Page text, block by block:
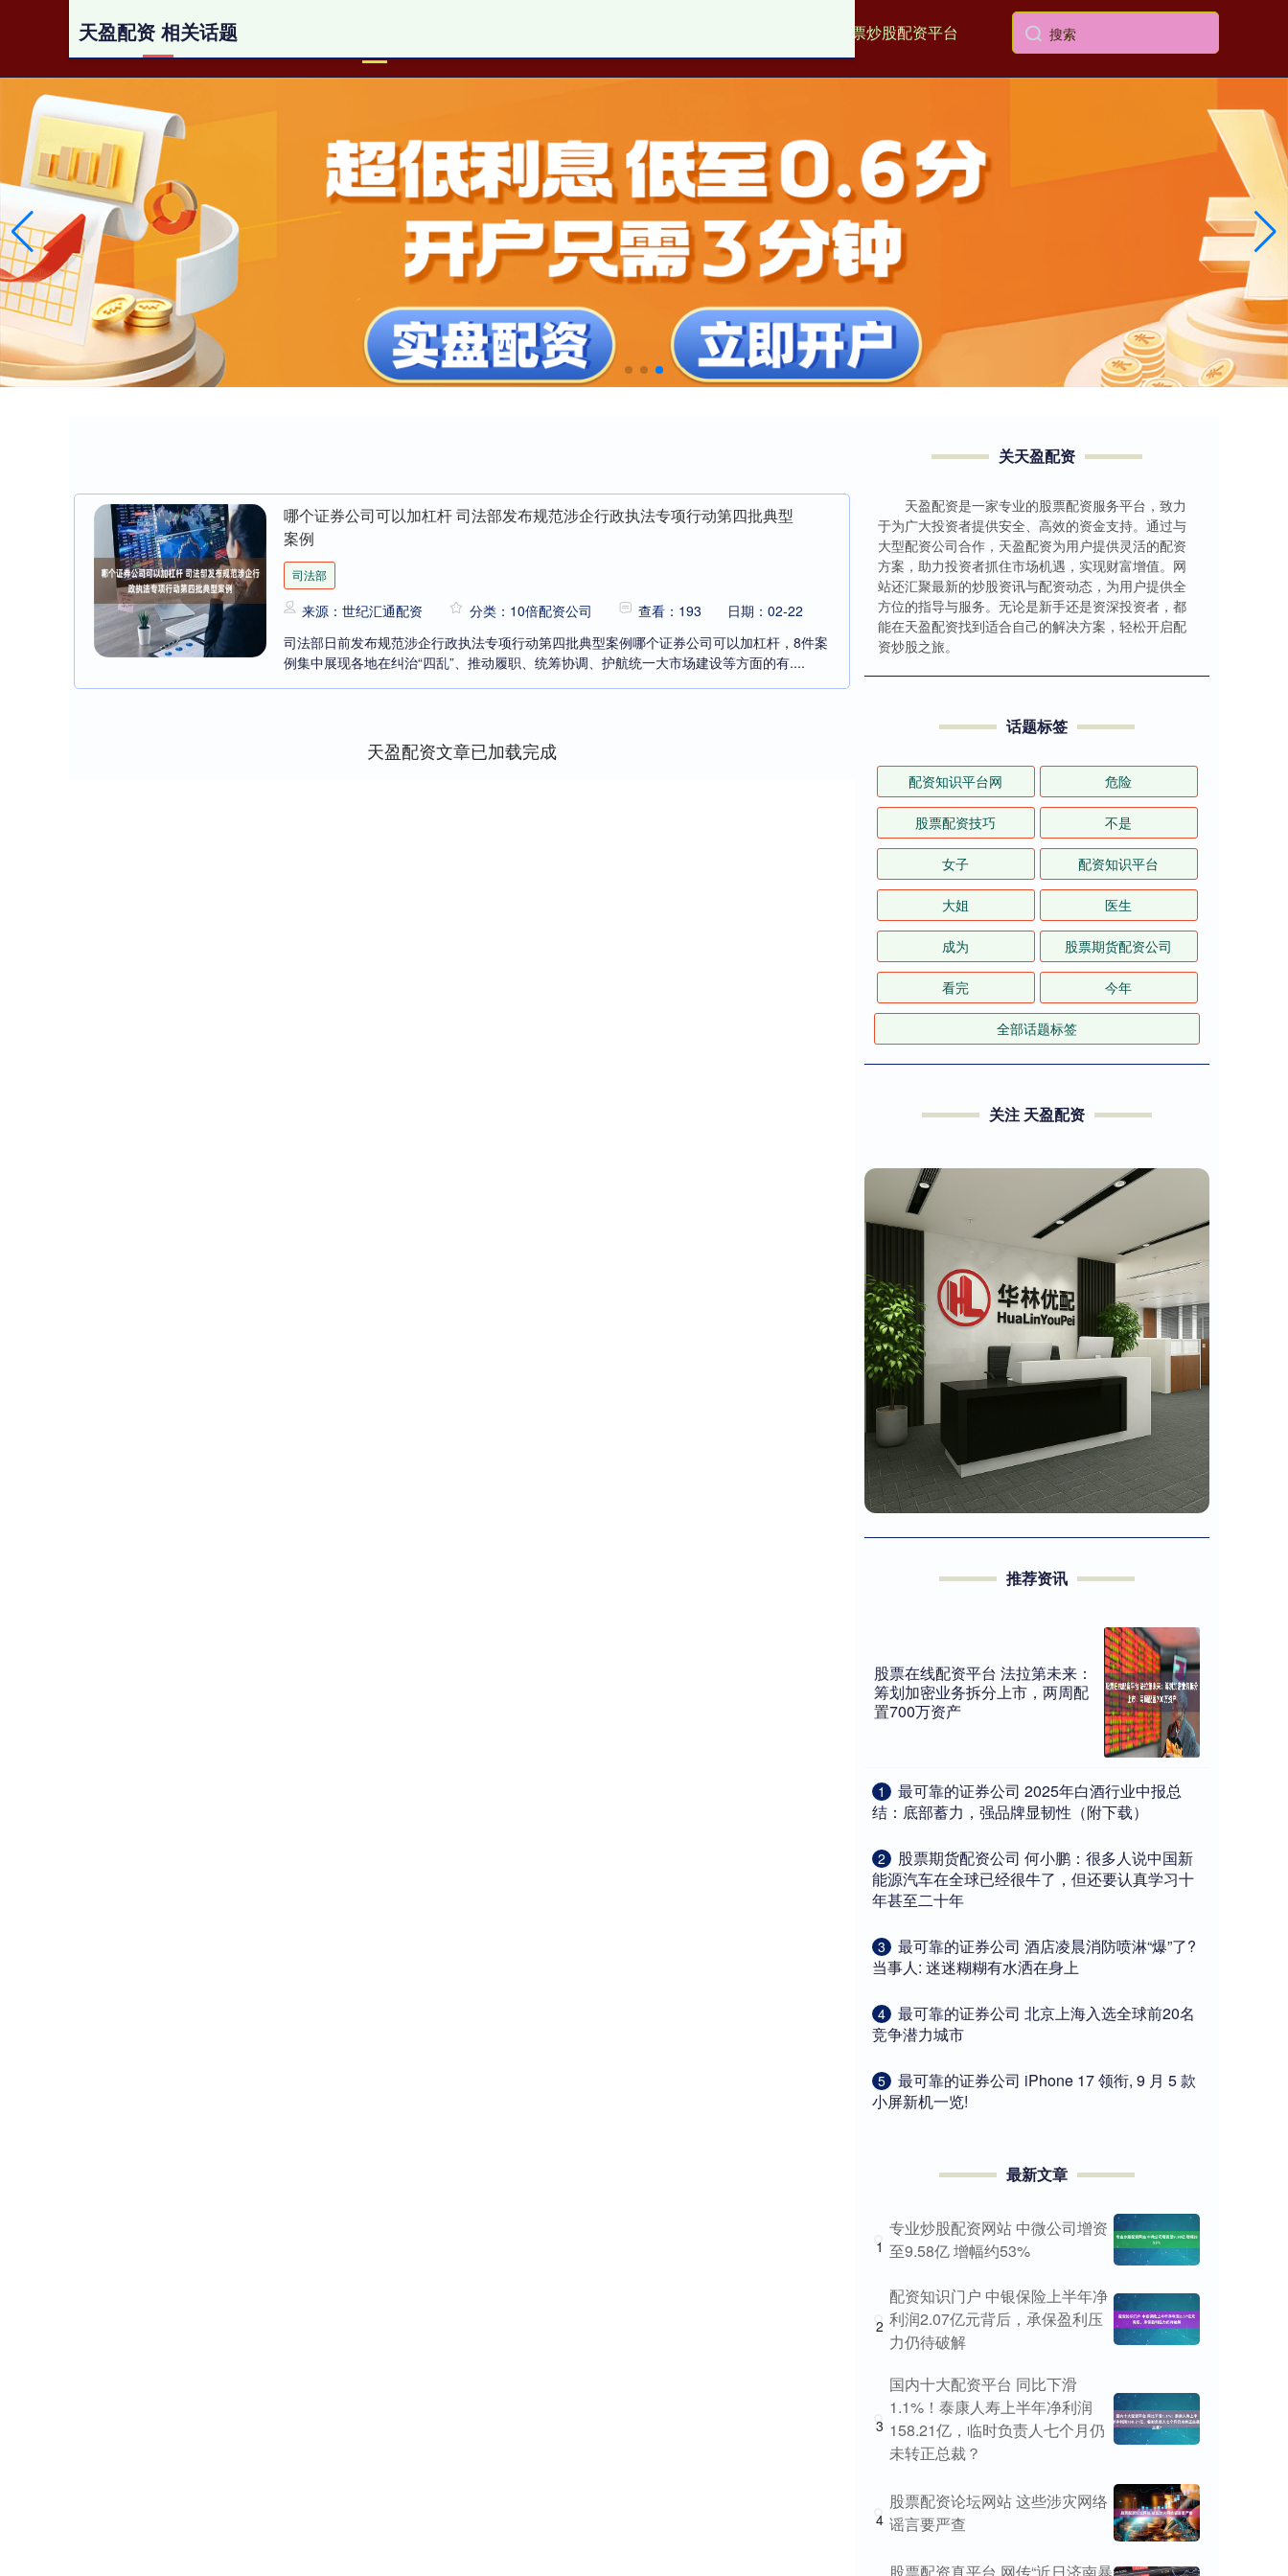
股票炒股配资平台
天盈配资 相关话题
哪个证券公司可以加杠杆 司法部发布规范涉企行政执法专项行动第四批典型
案例
司法部
来源：世纪汇通配资 分类：10倍配资公司 查看：193
日期：02-22
司法部日前发布规范涉企行政执法专项行动第四批典型案例哪个证券公司可以加杠杆，8件案
例集中展现各地在纠治“四乱”、推动履职、统筹协调、护航统一大市场建设等方面的有....
天盈配资文章已加载完成
关天盈配资
天盈配资是一家专业的股票配资服务平台，致力
于为广大投资者提供安全、高效的资金支持。通过与
大型配资公司合作，天盈配资为用户提供灵活的配资
方案，助力投资者抓住市场机遇，实现财富增值。网
站还汇聚最新的炒股资讯与配资动态，为用户提供全
方位的指导与服务。无论是新手还是资深投资者，都
能在天盈配资找到适合自己的解决方案，轻松开启配
资炒股之旅。
话题标签
配资知识平台网 危险
股票配资技巧 不是
女子 配资知识平台
大姐 医生
成为 股票期货配资公司
看完 今年
全部话题标签
关注 天盈配资
推荐资讯
股票在线配资平台 法拉第未来：
筹划加密业务拆分上市，两周配
置700万资产
1
​最可靠的证券公司 2025年白酒行业中报总
结：底部蓄力，强品牌显韧性（附下载）
2
​股票期货配资公司 何小鹏：很多人说中国新
能源汽车在全球已经很牛了，但还要认真学习十
年甚至二十年
3
​最可靠的证券公司 酒店凌晨消防喷淋“爆”了?
当事人: 迷迷糊糊有水洒在身上
4
​最可靠的证券公司 北京上海入选全球前20名
竞争潜力城市
5
​最可靠的证券公司 iPhone 17 领衔, 9 月 5 款
小屏新机一览!
最新文章
1
专业炒股配资网站 中微公司增资
至9.58亿 增幅约53%
2
配资知识门户 中银保险上半年净
利润2.07亿元背后，承保盈利压
力仍待破解
3
国内十大配资平台 同比下滑
1.1%！泰康人寿上半年净利润
158.21亿，临时负责人七个月仍
未转正总裁？
4
股票配资论坛网站 这些涉灾网络
谣言要严查
股票配资真平台 网传“近日济南暴